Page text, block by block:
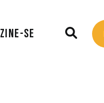
ZINE-SE